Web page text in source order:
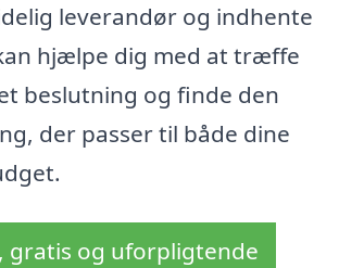
leverandør og indhente
hjælpe dig med at træffe
beslutning og finde den
der passer til både dine
gratis og uforpligtende